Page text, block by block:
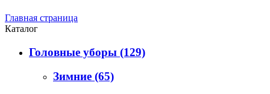
Главная страница
Каталог
Головные уборы (129)
Зимние (65)